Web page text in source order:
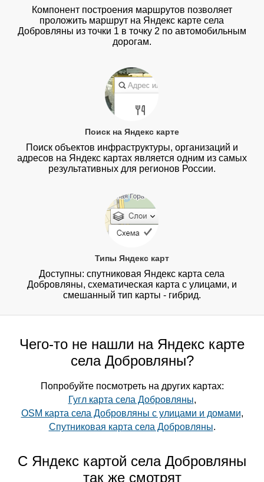
Компонент построения маршрутов позволяет
проложить маршрут на Яндекс карте села
Добровляны из точки 1 в точку 2 по автомобильным
дорогам.
Поиск на Яндекс карте
Поиск объектов инфраструктуры, организаций и
адресов на Яндекс картах является одним из самых
результативных для регионов России.
Типы Яндекс карт
Доступны: спутниковая Яндекс карта села
Добровляны, схематическая карта с улицами, и
смешанный тип карты - гибрид.
Чего-то не нашли на Яндекс карте
села Добровляны?
Попробуйте посмотреть на других картах:
Гугл карта села Добровляны,
OSM карта села Добровляны с улицами и домами,
Спутниковая карта села Добровляны.
С Яндекс картой села Добровляны
так же смотрят